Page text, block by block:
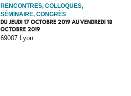
RENCONTRES, COLLOQUES,
SÉMINAIRE, CONGRÈS
DUJEUDI 17 OCTOBRE 2019AUVENDREDI 18
OCTOBRE 2019
69007 Lyon